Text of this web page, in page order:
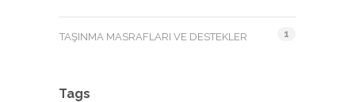
TAŞINMA MASRAFLARI VE DESTEKLER 1
Tags